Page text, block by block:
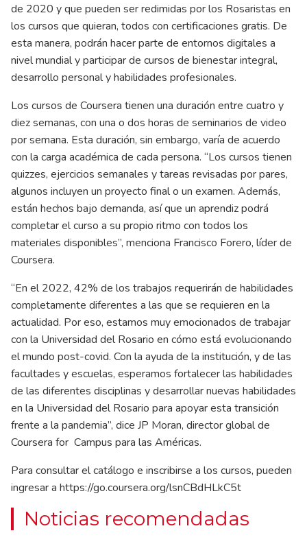
de 2020 y que pueden ser redimidas por los Rosaristas en
los cursos que quieran, todos con certificaciones gratis. De
esta manera, podrán hacer parte de entornos digitales a
nivel mundial y participar de cursos de bienestar integral,
desarrollo personal y habilidades profesionales.
Los cursos de Coursera tienen una duración entre cuatro y
diez semanas, con una o dos horas de seminarios de video
por semana. Esta duración, sin embargo, varía de acuerdo
con la carga académica de cada persona. “Los cursos tienen
quizzes, ejercicios semanales y tareas revisadas por pares,
algunos incluyen un proyecto final o un examen. Además,
están hechos bajo demanda, así que un aprendiz podrá
completar el curso a su propio ritmo con todos los
materiales disponibles”, menciona Francisco Forero, líder de
Coursera.
“En el 2022, 42% de los trabajos requerirán de habilidades
completamente diferentes a las que se requieren en la
actualidad. Por eso, estamos muy emocionados de trabajar
con la Universidad del Rosario en cómo está evolucionando
el mundo post-covid. Con la ayuda de la institución, y de las
facultades y escuelas, esperamos fortalecer las habilidades
de las diferentes disciplinas y desarrollar nuevas habilidades
en la Universidad del Rosario para apoyar esta transición
frente a la pandemia”, dice JP Moran, director global de
Coursera for Campus para las Américas.
Para consultar el catálogo e inscribirse a los cursos, pueden
ingresar a https://go.coursera.org/lsnCBdHLkC5t
Noticias recomendadas